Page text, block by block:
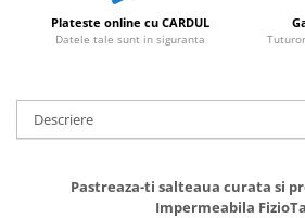
Plateste online cu CARDUL
Datele tale sunt in siguranta
Descriere
Pastreaza-ti salteaua curata si
Impermeabila